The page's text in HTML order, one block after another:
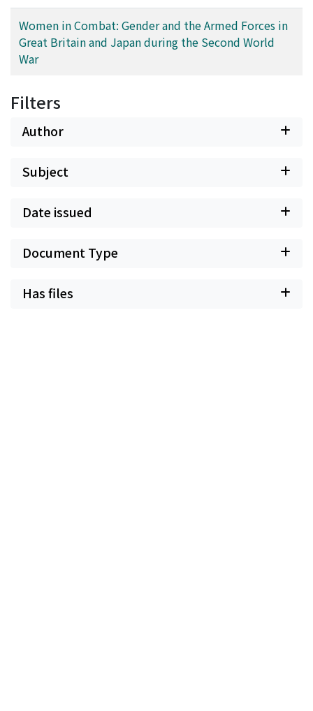
Women in Combat: Gender and the Armed Forces in
Great Britain and Japan during the Second World
War
Filters
Author
Subject
Date issued
Document Type
Has files